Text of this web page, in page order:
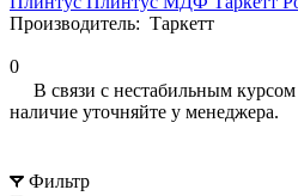
Производитель: Таркетт
0
В связи с нестабильным
наличие уточняйте у менеджера.
Фильтр